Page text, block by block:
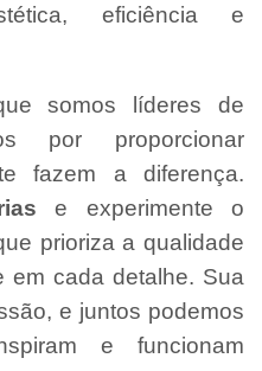
eficiência e
somos líderes de
por proporcionar
fazem a diferença.
e experimente o
prioriza a qualidade
em cada detalhe. Sua
e juntos podemos
e funcionam